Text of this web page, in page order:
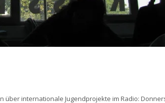
internationale Jugendprojekte im Radio: